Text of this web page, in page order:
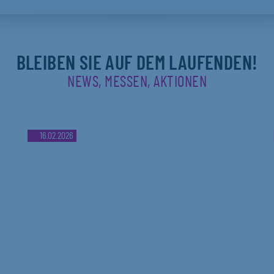
BLEIBEN SIE AUF DEM LAUFENDEN!
NEWS, MESSEN, AKTIONEN
16.02.2026